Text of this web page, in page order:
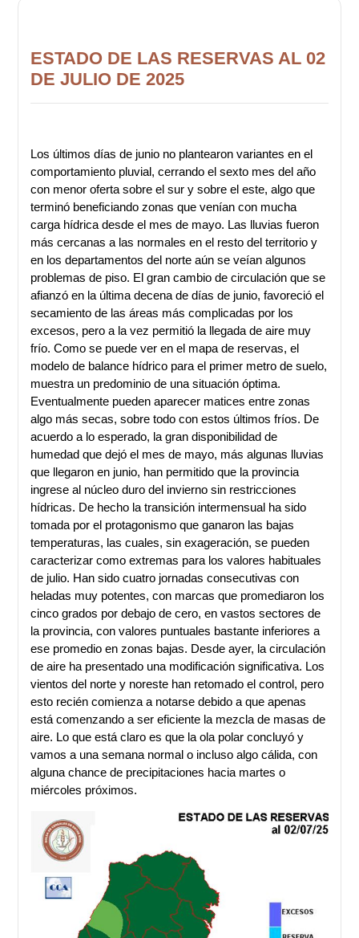
ESTADO DE LAS RESERVAS AL 02
DE JULIO DE 2025
Los últimos días de junio no plantearon variantes en el
comportamiento pluvial, cerrando el sexto mes del año
con menor oferta sobre el sur y sobre el este, algo que
terminó beneficiando zonas que venían con mucha
carga hídrica desde el mes de mayo. Las lluvias fueron
más cercanas a las normales en el resto del territorio y
en los departamentos del norte aún se veían algunos
problemas de piso. El gran cambio de circulación que se
afianzó en la última decena de días de junio, favoreció el
secamiento de las áreas más complicadas por los
excesos, pero a la vez permitió la llegada de aire muy
frío. Como se puede ver en el mapa de reservas, el
modelo de balance hídrico para el primer metro de suelo,
muestra un predominio de una situación óptima.
Eventualmente pueden aparecer matices entre zonas
algo más secas, sobre todo con estos últimos fríos. De
acuerdo a lo esperado, la gran disponibilidad de
humedad que dejó el mes de mayo, más algunas lluvias
que llegaron en junio, han permitido que la provincia
ingrese al núcleo duro del invierno sin restricciones
hídricas. De hecho la transición intermensual ha sido
tomada por el protagonismo que ganaron las bajas
temperaturas, las cuales, sin exageración, se pueden
caracterizar como extremas para los valores habituales
de julio. Han sido cuatro jornadas consecutivas con
heladas muy potentes, con marcas que promediaron los
cinco grados por debajo de cero, en vastos sectores de
la provincia, con valores puntuales bastante inferiores a
ese promedio en zonas bajas. Desde ayer, la circulación
de aire ha presentado una modificación significativa. Los
vientos del norte y noreste han retomado el control, pero
esto recién comienza a notarse debido a que apenas
está comenzando a ser eficiente la mezcla de masas de
aire. Lo que está claro es que la ola polar concluyó y
vamos a una semana normal o incluso algo cálida, con
alguna chance de precipitaciones hacia martes o
miércoles próximos.